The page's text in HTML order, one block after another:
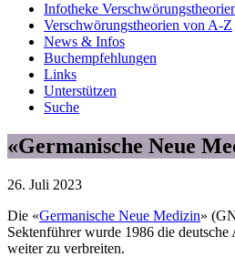
Infotheke
Verschwörungstheorien von A-Z
News & Infos
Buchempfehlungen
Links
Unterstützen
Suche
«Germanische Neue
26. Juli 2023
Die «Germanische Neue Medizin»
Sektenführer wurde 1986 die
weiter zu verbreiten.